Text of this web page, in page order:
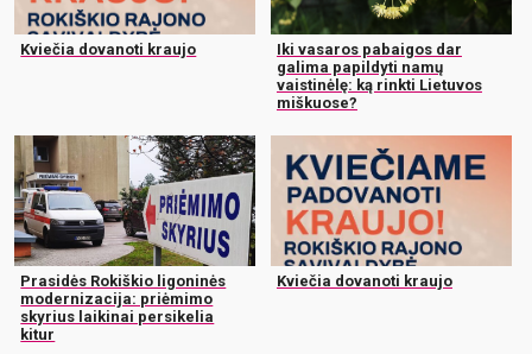
Kviečia dovanoti kraujo
Iki vasaros pabaigos dar
galima papildyti namų
vaistinėlę: ką rinkti Lietuvos
miškuose?
Prasidės Rokiškio ligoninės
modernizacija: priėmimo
skyrius laikinai persikelia
kitur
Kviečia dovanoti kraujo